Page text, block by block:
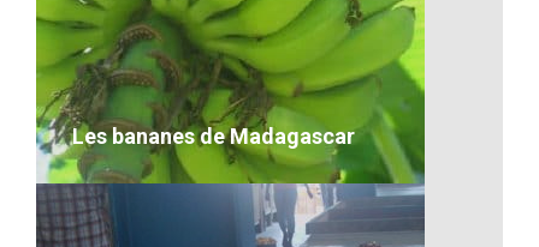
Artisanat-Bateau à Madagascar
VOIR LE DÉTAIL
Les bananes de Madagascar